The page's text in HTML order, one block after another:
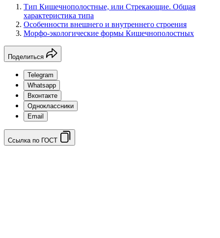
Тип Кишечнополостные, или Стрекающие. Общая
характеристика типа
Особенности внешнего и внутреннего строения
Морфо-экологические формы Кишечнополостных
Поделиться
Telegram
Whatsapp
Вконтакте
Одноклассники
Email
Ссылка по ГОСТ